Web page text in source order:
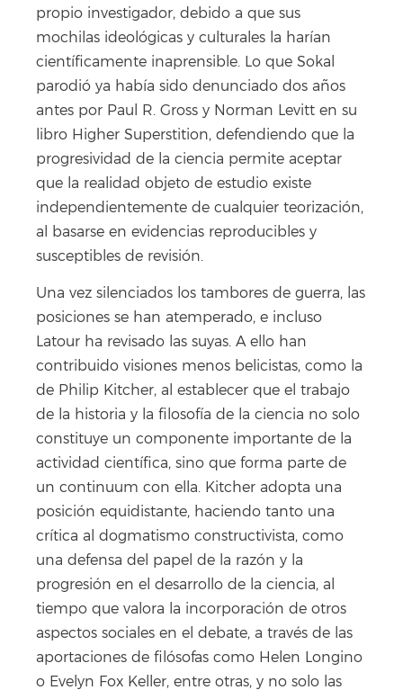
propio investigador, debido a que sus
mochilas ideológicas y culturales la harían
científicamente inaprensible. Lo que Sokal
parodió ya había sido denunciado dos años
antes por Paul R. Gross y Norman Levitt en su
libro Higher Superstition, defendiendo que la
progresividad de la ciencia permite aceptar
que la realidad objeto de estudio existe
independientemente de cualquier teorización,
al basarse en evidencias reproducibles y
susceptibles de revisión.
Una vez silenciados los tambores de guerra, las
posiciones se han atemperado, e incluso
Latour ha revisado las suyas. A ello han
contribuido visiones menos belicistas, como la
de Philip Kitcher, al establecer que el trabajo
de la historia y la filosofía de la ciencia no solo
constituye un componente importante de la
actividad científica, sino que forma parte de
un continuum con ella. Kitcher adopta una
posición equidistante, haciendo tanto una
crítica al dogmatismo constructivista, como
una defensa del papel de la razón y la
progresión en el desarrollo de la ciencia, al
tiempo que valora la incorporación de otros
aspectos sociales en el debate, a través de las
aportaciones de filósofas como Helen Longino
o Evelyn Fox Keller, entre otras, y no solo las